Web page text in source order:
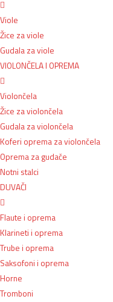
Viole
Žice za viole
Gudala za viole
VIOLONČELA I OPREMA
Violončela
Žice za violončela
Gudala za violončela
Koferi oprema za violončela
Oprema za gudače
Notni stalci
DUVAČI
Flaute i oprema
Klarineti i oprema
Trube i oprema
Saksofoni i oprema
Horne
Tromboni